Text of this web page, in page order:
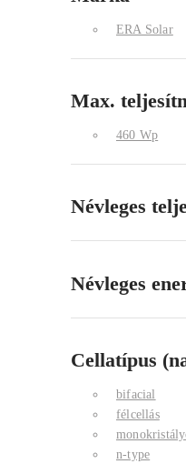
ERA Solar
Max.
460 Wp
Névleges
Névleges
Cellatípus
bifacial
félcellás
n-type